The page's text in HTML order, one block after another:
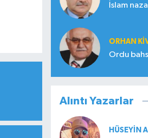
İslam
ORHAN
Ordu
Alıntı Yazarlar
HÜSEYIN